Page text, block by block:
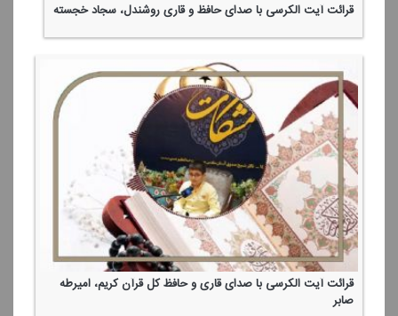
قرائت آیت الكرسی با صدای حافظ و قاری روشندل، سجاد خجسته
قرائت آیت الكرسی با صدای قاری و حافظ كل قرآن كریم، امیر‌طه
صابر